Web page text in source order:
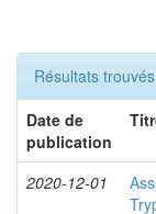
Résultats
Date de
publication
2020-12-01